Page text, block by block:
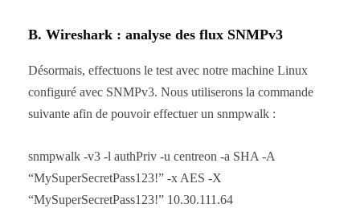
B. Wireshark : analyse des flux SNMPv3
Désormais, effectuons le test avec notre machine Linux
configuré avec SNMPv3. Nous utiliserons la commande
suivante afin de pouvoir effectuer un snmpwalk :
snmpwalk -v3 -l authPriv -u centreon -a SHA -A
“MySuperSecretPass123!” -x AES -X
“MySuperSecretPass123!” 10.30.111.64